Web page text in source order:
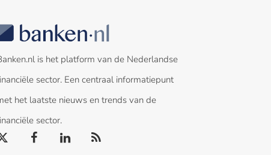
is het platform van de Nederlandse
sector. Een centraal informatiepunt
het laatste nieuws en trends van de
sector.